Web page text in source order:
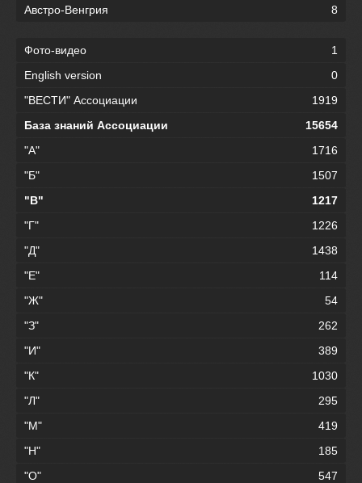
Австро-Венгрия
8
Фото-видео
1
English version
0
"ВЕСТИ" Ассоциации
1919
База знаний Ассоциации
15654
"А"
1716
"Б"
1507
"В"
1217
"Г"
1226
"Д"
1438
"Е"
114
"Ж"
54
"З"
262
"И"
389
"К"
1030
"Л"
295
"М"
419
"Н"
185
"О"
547